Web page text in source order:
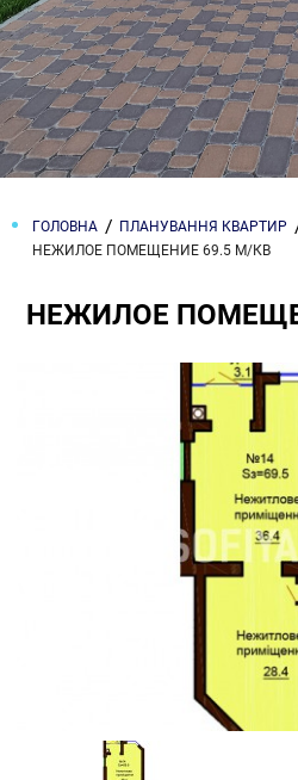
ГОЛОВНА ПЛАНУВАННЯ КВАРТИР
НЕЖИЛОЕ ПОМЕЩЕНИЕ 69.5 М/КВ
НЕЖИЛОЕ